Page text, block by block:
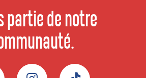
partie de notre